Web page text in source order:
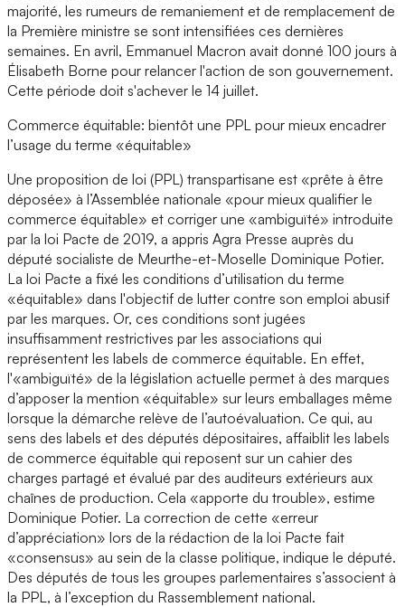
majorité, les rumeurs de remaniement et de remplacement de
la Première ministre se sont intensifiées ces dernières
semaines. En avril, Emmanuel Macron avait donné 100 jours à
Élisabeth Borne pour relancer l'action de son gouvernement.
Cette période doit s'achever le 14 juillet.
Commerce équitable: bientôt une PPL pour mieux encadrer
l’usage du terme «équitable»
Une proposition de loi (PPL) transpartisane est «prête à être
déposée» à l’Assemblée nationale «pour mieux qualifier le
commerce équitable» et corriger une «ambiguïté» introduite
par la loi Pacte de 2019, a appris Agra Presse auprès du
député socialiste de Meurthe-et-Moselle Dominique Potier.
La loi Pacte a fixé les conditions d’utilisation du terme
«équitable» dans l'objectif de lutter contre son emploi abusif
par les marques. Or, ces conditions sont jugées
insuffisamment restrictives par les associations qui
représentent les labels de commerce équitable. En effet,
l'«ambiguïté» de la législation actuelle permet à des marques
d’apposer la mention «équitable» sur leurs emballages même
lorsque la démarche relève de l’autoévaluation. Ce qui, au
sens des labels et des députés dépositaires, affaiblit les labels
de commerce équitable qui reposent sur un cahier des
charges partagé et évalué par des auditeurs extérieurs aux
chaînes de production. Cela «apporte du trouble», estime
Dominique Potier. La correction de cette «erreur
d’appréciation» lors de la rédaction de la loi Pacte fait
«consensus» au sein de la classe politique, indique le député.
Des députés de tous les groupes parlementaires s’associent à
la PPL, à l’exception du Rassemblement national.